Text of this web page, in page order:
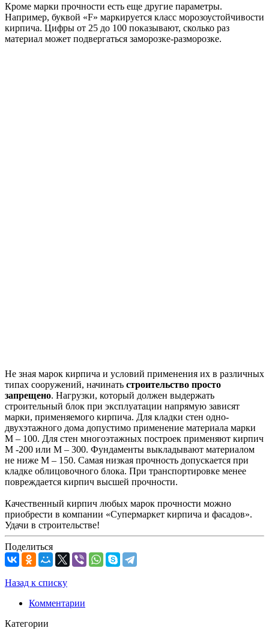
Кроме марки прочности есть еще другие параметры.
Например, буквой «F» маркируется класс морозоустойчивости
кирпича. Цифры от 25 до 100 показывают, сколько раз
материал может подвергаться заморозке-разморозке.
Не зная марок кирпича и условий применения их в различных
типах сооружений, начинать строительство просто
запрещено. Нагрузки, который должен выдержать
строительный блок при эксплуатации напрямую зависят
марки, применяемого кирпича. Для кладки стен одно-
двухэтажного дома допустимо применение материала марки
М – 100. Для стен многоэтажных построек применяют кирпич
М -200 или М – 300. Фундаменты выкладывают материалом
не ниже М – 150. Самая низкая прочность допускается при
кладке облицовочного блока. При транспортировке менее
повреждается кирпич высшей прочности.
Качественный кирпич любых марок прочности можно
приобрести в компании «Супермаркет кирпича и фасадов».
Удачи в строительстве!
Поделиться
Назад к списку
Комментарии
Категории